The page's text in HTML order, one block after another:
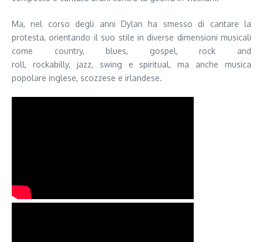
Ma, nel corso degli anni Dylan ha smesso di cantare la
protesta, orientando il suo stile in diverse dimensioni musicali
come country, blues, gospel, rock and
roll, rockabilly, jazz, swing e spiritual, ma anche musica
popolare inglese, scozzese e irlandese.